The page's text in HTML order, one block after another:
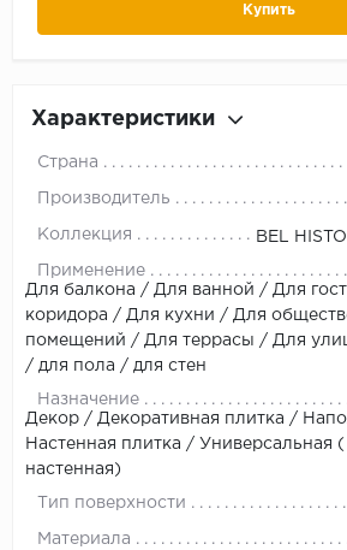
Купить
Характеристики
Страна
Производитель
Коллекция BEL
Применение
Для балкона / Для ванной / Для
коридора / Для кухни / Для
помещений / Для террасы / Для
/ для пола / для стен
Назначение
Декор / Декоративная плитка /
Настенная плитка / Универсальная
настенная)
Тип поверхности
Материала